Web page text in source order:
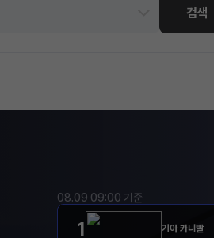
검색
08.09 09:00 기준
1 기아 카니발